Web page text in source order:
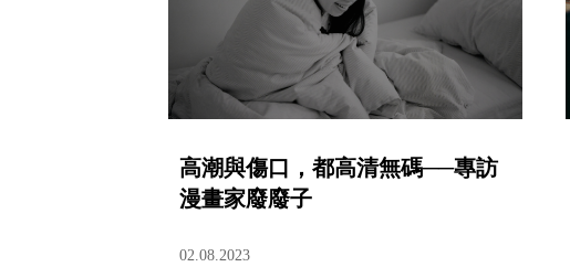
高潮與傷口，都高清無碼──專訪
漫畫家廢廢子
02.08.2023